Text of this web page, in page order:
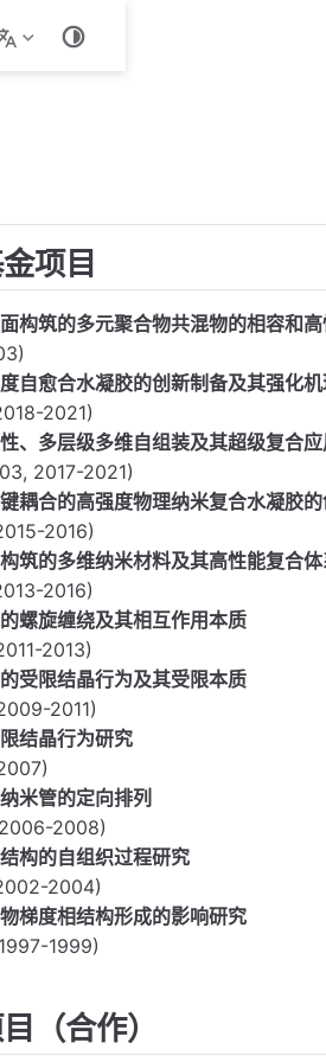
项目
构筑的多元聚合物共混物的相容和
自愈合水凝胶的创新制备及其强化
2021)
、多层级多维自组装及其超级复合
2017-2021)
耦合的高强度物理纳米复合水凝胶
2016)
筑的多维纳米材料及其高性能复合
2016)
螺旋缠绕及其相互作用本质
2013)
受限结晶行为及其受限本质
2011)
结晶行为研究
米管的定向排列
2008)
构的自组织过程研究
2004)
梯度相结构形成的影响研究
1999)
（合作）